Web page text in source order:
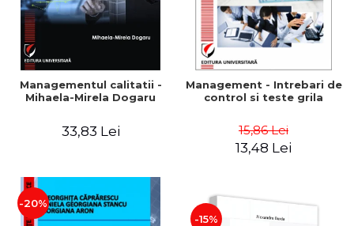
Managementul calitatii -
Mihaela-Mirela Dogaru
33,83 Lei
Management - Intrebari de
control si teste grila
15,86 Lei
13,48 Lei
-20%
-15%